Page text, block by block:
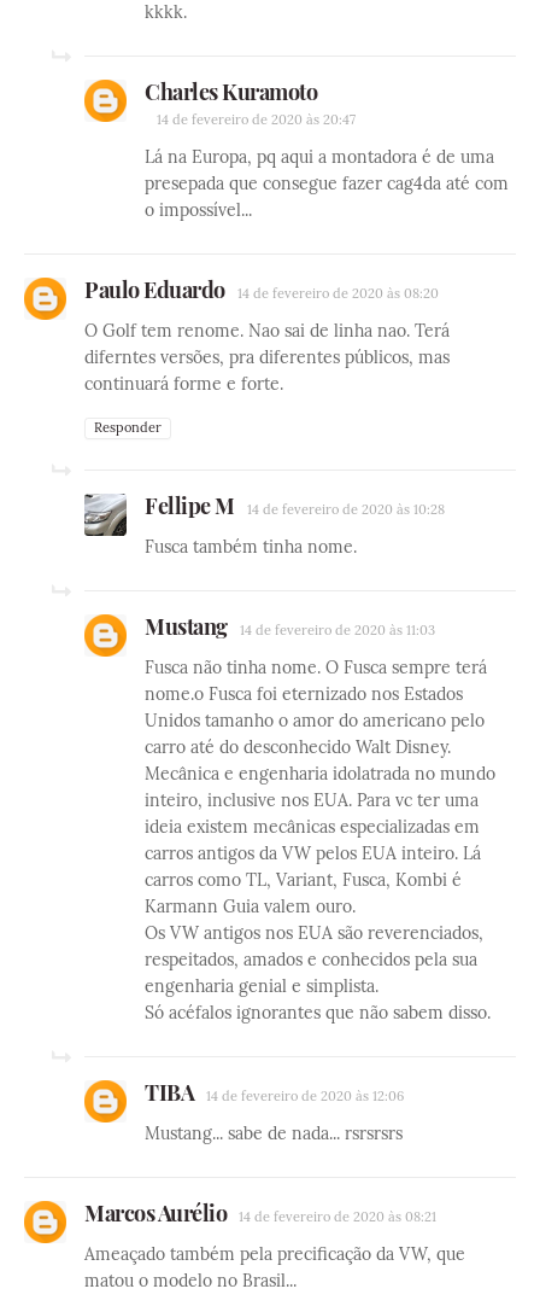
kkkk.
Charles Kuramoto
14 de fevereiro de 2020 às 20:47
Lá na Europa, pq aqui a montadora é de uma
presepada que consegue fazer cag4da até com
o impossível...
Paulo Eduardo 14 de fevereiro de 2020 às 08:20
O Golf tem renome. Nao sai de linha nao. Terá
diferntes versões, pra diferentes públicos, mas
continuará forme e forte.
Responder
Fellipe M 14 de fevereiro de 2020 às 10:28
Fusca também tinha nome.
Mustang 14 de fevereiro de 2020 às 11:03
Fusca não tinha nome. O Fusca sempre terá
nome.o Fusca foi eternizado nos Estados
Unidos tamanho o amor do americano pelo
carro até do desconhecido Walt Disney.
Mecânica e engenharia idolatrada no mundo
inteiro, inclusive nos EUA. Para vc ter uma
ideia existem mecânicas especializadas em
carros antigos da VW pelos EUA inteiro. Lá
carros como TL, Variant, Fusca, Kombi é
Karmann Guia valem ouro.
Os VW antigos nos EUA são reverenciados,
respeitados, amados e conhecidos pela sua
engenharia genial e simplista.
Só acéfalos ignorantes que não sabem disso.
TIBA 14 de fevereiro de 2020 às 12:06
Mustang... sabe de nada... rsrsrsrs
Marcos Aurélio 14 de fevereiro de 2020 às 08:21
Ameaçado também pela precificação da VW, que
matou o modelo no Brasil...